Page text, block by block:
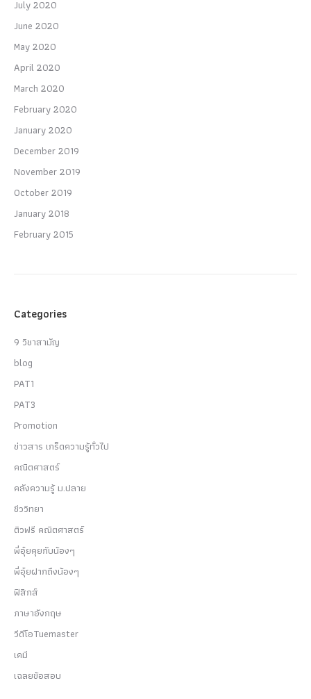
July 2020
June 2020
May 2020
April 2020
March 2020
February 2020
January 2020
December 2019
November 2019
October 2019
January 2018
February 2015
Categories
9 วิชาสามัญ
blog
PAT1
PAT3
Promotion
ข่าวสาร เกร็ดความรู้ทั่วไป
คณิตศาสตร์
คลังความรู้ ม.ปลาย
ชีววิทยา
ติวฟรี คณิตศาสตร์
พี่อุ๋ยคุยกับน้องๆ
พี่อุ๋ยฝากถึงน้องๆ
ฟิสิกส์
ภาษาอังกฤษ
วีดีโอTuemaster
เคมี
เฉลยข้อสอบ